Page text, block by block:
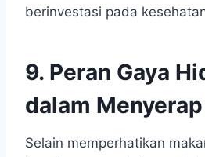
berinvestasi pada
9. Peran Gaya
dalam
Selain memperhatikan